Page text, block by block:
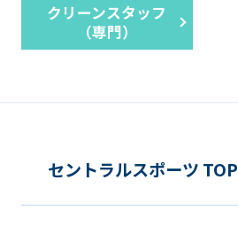
クリーンスタッフ
（専門）
セントラルスポーツ TOP